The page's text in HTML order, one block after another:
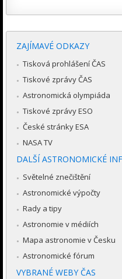
ZAJÍMAVÉ ODKAZY
Tisková prohlášení ČAS
Tiskové zprávy ČAS
Astronomická olympiáda
Tiskové zprávy ESO
České stránky ESA
NASA TV
DALŠÍ ASTRONOMICKÉ
Světelné znečištění
Astronomické výpočty
Rady a tipy
Astronomie v médiích
Mapa astronomie v Česku
Astronomické fórum
VYBRANÉ WEBY ČAS